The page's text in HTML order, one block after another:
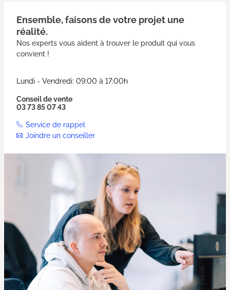
Ensemble, faisons de votre projet une
réalité.
Nos experts vous aident à trouver le produit qui vous
convient !
Lundi - Vendredi: 09:00 à 17:00h
Conseil de vente
03 73 85 07 43
Service de rappel
Joindre un conseiller